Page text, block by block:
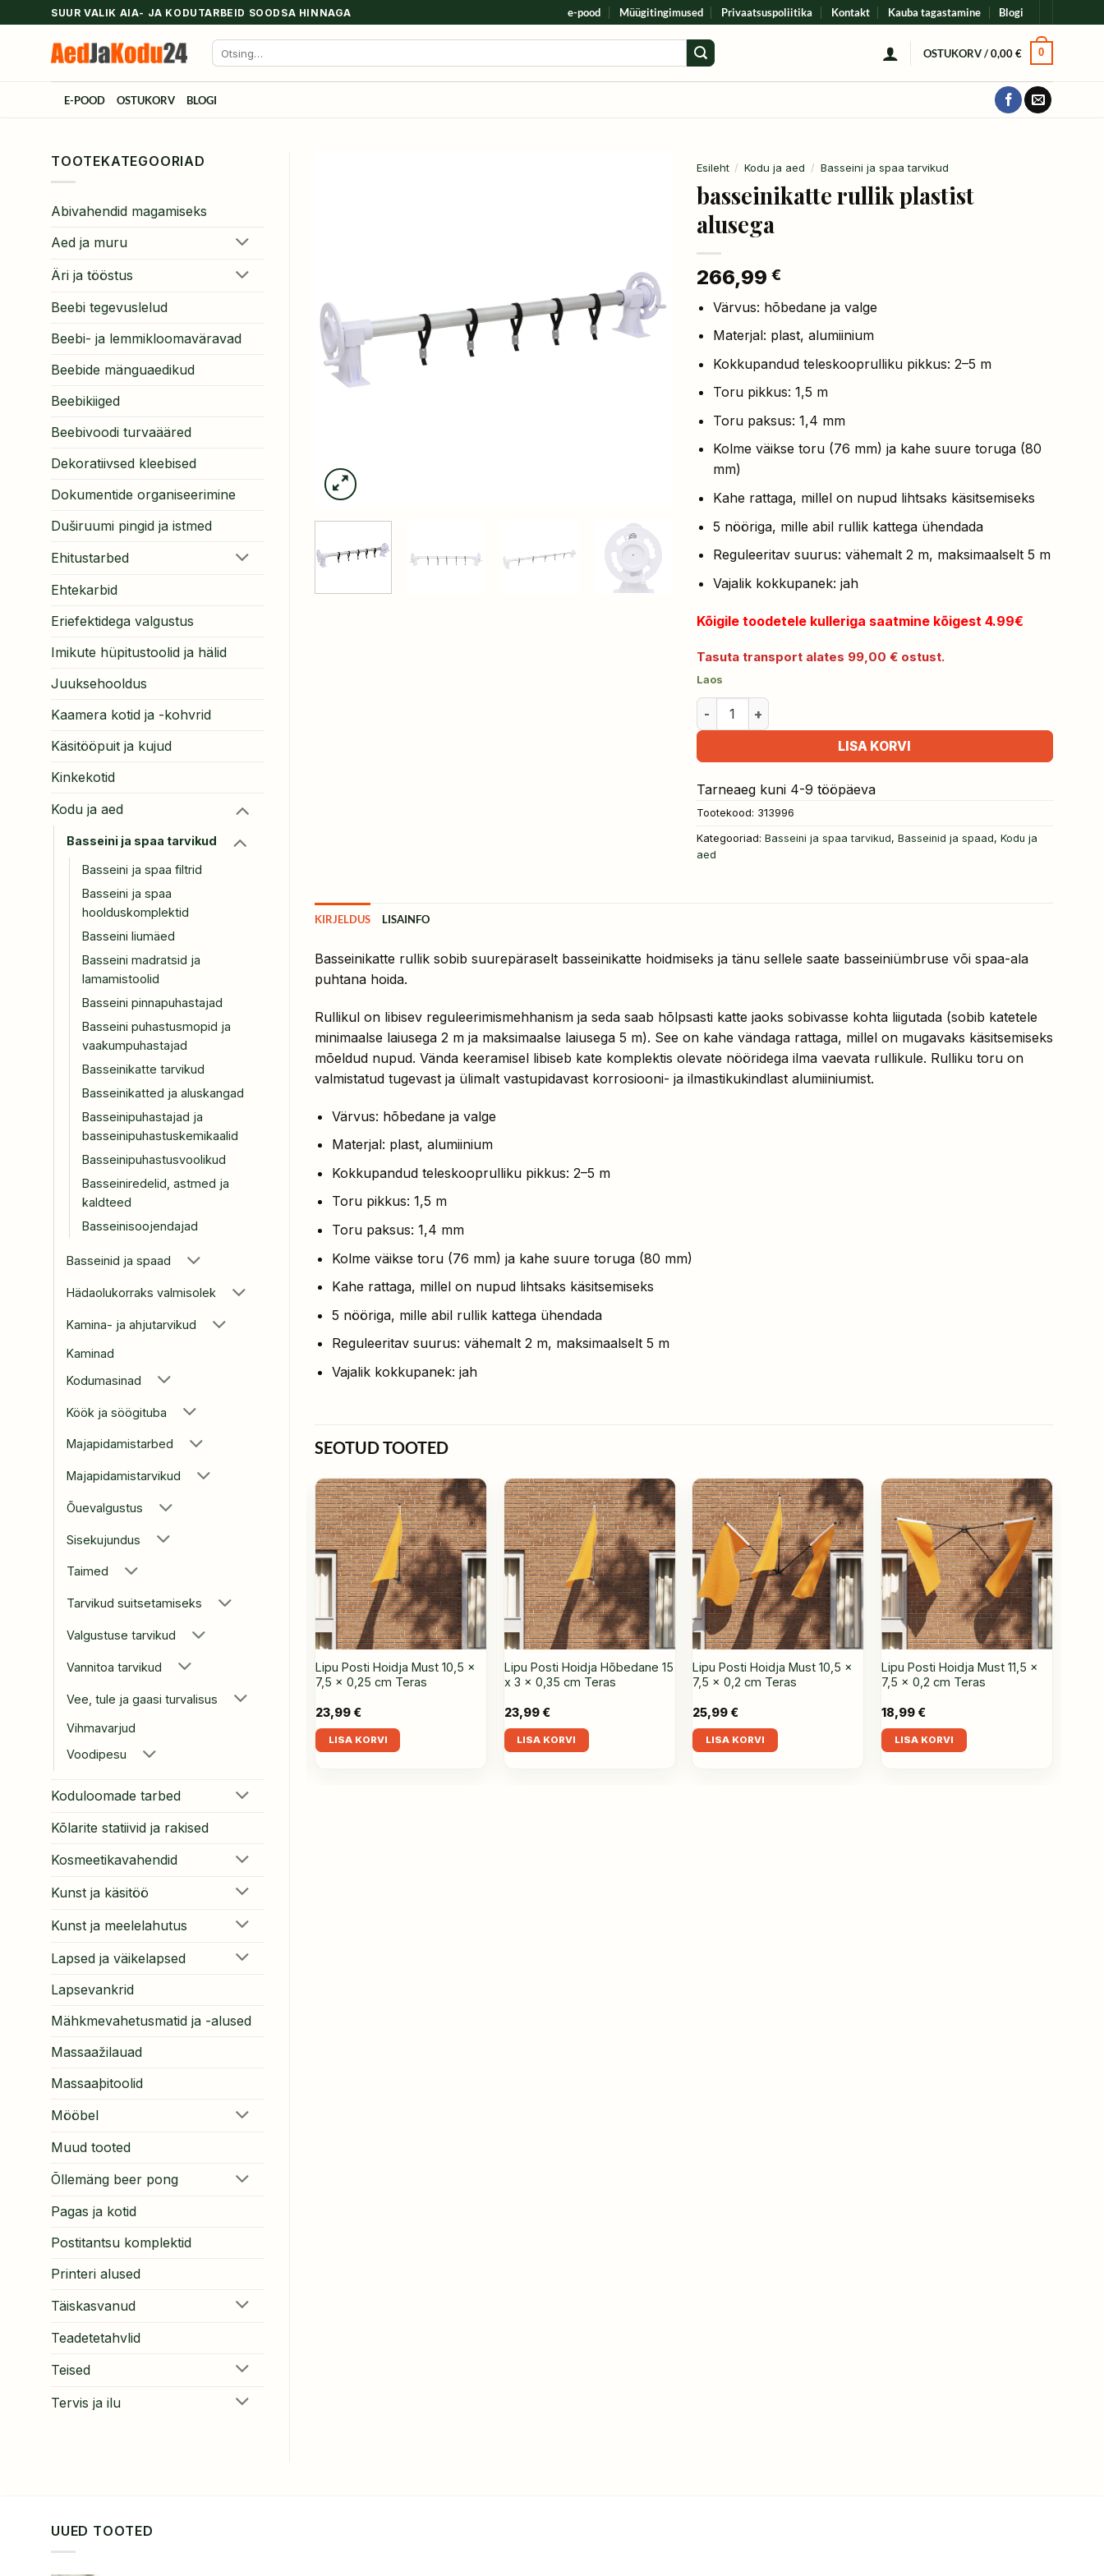
SUUR VALIK AIA- JA KODUTARBEID SOODSA HINNAGA e-pood Müügitingimused Privaatsuspoliitika Kontakt Kauba tagastamine Blogi
OSTUKORV /0,00€ 0
E-POOD OSTUKORV BLOGI
TOOTEKATEGOORIAD
Abivahendid magamiseks
Aed ja muru
Äri ja tööstus
Beebi tegevuslelud
Beebi- ja lemmikloomaväravad
Beebide mänguaedikud
Beebikiiged
Beebivoodi turvaääred
Dekoratiivsed kleebised
Dokumentide organiseerimine
Duširuumi pingid ja istmed
Ehitustarbed
Ehtekarbid
Eriefektidega valgustus
Imikute hüpitustoolid ja hälid
Juuksehooldus
Kaamera kotid ja -kohvrid
Käsitööpuit ja kujud
Kinkekotid
Kodu ja aed
Basseini ja spaa tarvikud
Basseini ja spaa filtrid
Basseini ja spaa
hoolduskomplektid
Basseini liumäed
Basseini madratsid ja
lamamistoolid
Basseini pinnapuhastajad
Basseini puhastusmopid ja
vaakumpuhastajad
Basseinikatte tarvikud
Basseinikatted ja aluskangad
Basseinipuhastajad ja
basseinipuhastuskemikaalid
Basseinipuhastusvoolikud
Basseiniredelid, astmed ja
kaldteed
Basseinisoojendajad
Basseinid ja spaad
Hädaolukorraks valmisolek
Kamina- ja ahjutarvikud
Kaminad
Kodumasinad
Köök ja söögituba
Majapidamistarbed
Majapidamistarvikud
Õuevalgustus
Sisekujundus
Taimed
Tarvikud suitsetamiseks
Valgustuse tarvikud
Vannitoa tarvikud
Vee, tule ja gaasi turvalisus
Vihmavarjud
Voodipesu
Koduloomade tarbed
Kõlarite statiivid ja rakised
Kosmeetikavahendid
Kunst ja käsitöö
Kunst ja meelelahutus
Lapsed ja väikelapsed
Lapsevankrid
Mähkmevahetusmatid ja -alused
Massaažilauad
Massaaþitoolid
Mööbel
Muud tooted
Õllemäng beer pong
Pagas ja kotid
Postitantsu komplektid
Printeri alused
Täiskasvanud
Teadetetahvlid
Teised
Tervis ja ilu
Esileht / Kodu ja aed / Basseini ja spaa tarvikud
basseinikatte rullik plastist
alusega
266,99 €
Värvus: hõbedane ja valge
Materjal: plast, alumiinium
Kokkupandud teleskooprulliku pikkus: 2–5 m
Toru pikkus: 1,5 m
Toru paksus: 1,4 mm
Kolme väikse toru (76 mm) ja kahe suure toruga (80
mm)
Kahe rattaga, millel on nupud lihtsaks käsitsemiseks
5 nööriga, mille abil rullik kattega ühendada
Reguleeritav suurus: vähemalt 2 m, maksimaalselt 5 m
Vajalik kokkupanek: jah
Kõigile toodetele kulleriga saatmine kõigest 4.99€
Tasuta transport alates 99,00 € ostust.
Laos
basseinikatte rullik plastist alusega kogus
LISA KORVI
Tarneaeg kuni 4-9 tööpäeva
Tootekood: 313996
Kategooriad: Basseini ja spaa tarvikud, Basseinid ja spaad, Kodu ja
aed
KIRJELDUS LISAINFO
Basseinikatte rullik sobib suurepäraselt basseinikatte hoidmiseks ja tänu sellele saate basseiniümbruse või spaa-ala
puhtana hoida.
Rullikul on libisev reguleerimismehhanism ja seda saab hõlpsasti katte jaoks sobivasse kohta liigutada (sobib katetele
minimaalse laiusega 2 m ja maksimaalse laiusega 5 m). See on kahe vändaga rattaga, millel on mugavaks käsitsemiseks
mõeldud nupud. Vända keeramisel libiseb kate komplektis olevate nööridega ilma vaevata rullikule. Rulliku toru on
valmistatud tugevast ja ülimalt vastupidavast korrosiooni- ja ilmastikukindlast alumiiniumist.
Värvus: hõbedane ja valge
Materjal: plast, alumiinium
Kokkupandud teleskooprulliku pikkus: 2–5 m
Toru pikkus: 1,5 m
Toru paksus: 1,4 mm
Kolme väikse toru (76 mm) ja kahe suure toruga (80 mm)
Kahe rattaga, millel on nupud lihtsaks käsitsemiseks
5 nööriga, mille abil rullik kattega ühendada
Reguleeritav suurus: vähemalt 2 m, maksimaalselt 5 m
Vajalik kokkupanek: jah
SEOTUD TOOTED
Lipu Posti Hoidja Must 10,5 x
7,5 x 0,25 cm Teras
23,99 €
LISA KORVI
Lipu Posti Hoidja Hõbedane 15
x 3 x 0,35 cm Teras
23,99 €
LISA KORVI
Lipu Posti Hoidja Must 10,5 x
7,5 x 0,2 cm Teras
25,99 €
LISA KORVI
Lipu Posti Hoidja Must 11,5 x
7,5 x 0,2 cm Teras
18,99 €
LISA KORVI
2 tk, sinine,
25,99 €
44,99 €
Halloweeni Rippuv Kummitus 3
UUED TOOTED